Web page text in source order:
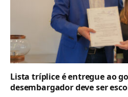
Lista tríplice é entregue ao
desembargador deve ser